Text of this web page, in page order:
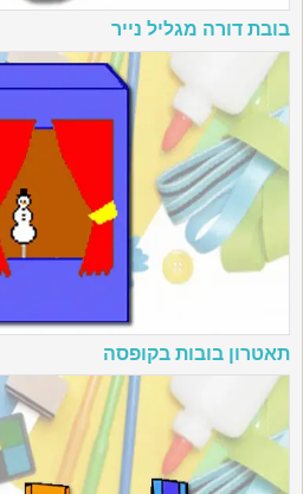
בובת דורה מגליל נייר
תאטרון בובות בקופסה